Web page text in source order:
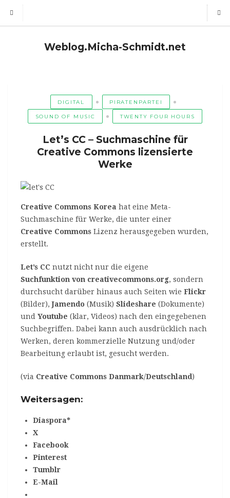
Weblog.Micha-Schmidt.net
DIGITAL PIRATENPARTEI
SOUND OF MUSIC TWENTY FOUR HOURS
Let’s CC – Suchmaschine für
Creative Commons lizensierte
Werke
Creative Commons Korea hat eine Meta-
Suchmaschine für Werke, die unter einer
Creative Commons Lizenz herausgegeben wurden,
erstellt.
Let’s CC nutzt nicht nur die eigene
Suchfunktion von creativecommons.org, sondern
durchsucht darüber hinaus auch Seiten wie Flickr
(Bilder),Jamendo (Musik) Slideshare (Dokumente)
und Youtube (klar, Videos) nach den eingegebenen
Suchbegriffen. Dabei kann auch ausdrücklich nach
Werken, deren kommerzielle Nutzung und/oder
Bearbeitung erlaubt ist, gesucht werden.
(via Creative Commons Danmark/Deutschland)
Weitersagen:
Diaspora*
X
Facebook
Pinterest
Tumblr
E-Mail